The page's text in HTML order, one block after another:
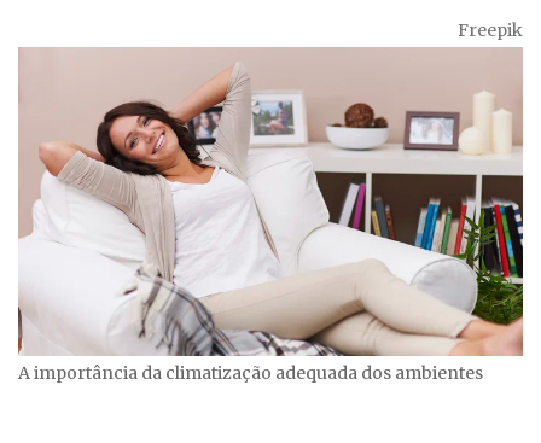
Freepik
A importância da climatização adequada dos ambientes